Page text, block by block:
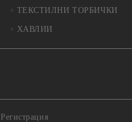
ТЕКСТИЛНИ ТОРБИЧКИ
ХАВЛИИ
Регистрация